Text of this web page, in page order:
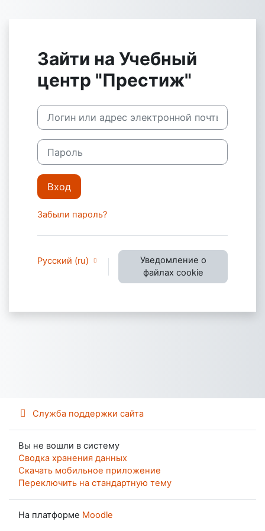
Зайти на Учебный
центр "Престиж"
Логин или адрес электронной почты
Пароль
Вход
Забыли пароль?
Русский ‎(ru)‎
Уведомление о
файлах cookie
Служба поддержки сайта
Вы не вошли в систему
Сводка хранения данных
Скачать мобильное приложение
Переключить на стандартную тему
На платформе Moodle